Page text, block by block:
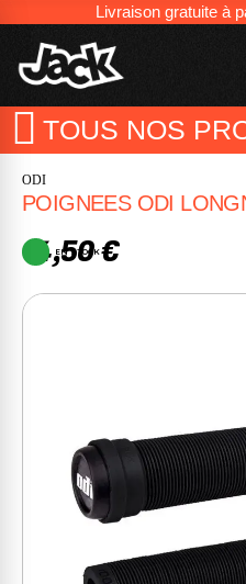
Livraison gratuite à
TOUS NOS
ODI
POIGNEES ODI
14,50 €
EN STOCK